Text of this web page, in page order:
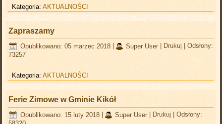
Kategoria:AKTUALNOŚCI
Zapraszamy
Opublikowano: 05 marzec 2018 Super User| Drukuj |Odsłony:
73257
Kategoria:AKTUALNOŚCI
Ferie Zimowe w Gminie Kikół
Opublikowano: 15 luty 2018 Super User| Drukuj |Odsłony: